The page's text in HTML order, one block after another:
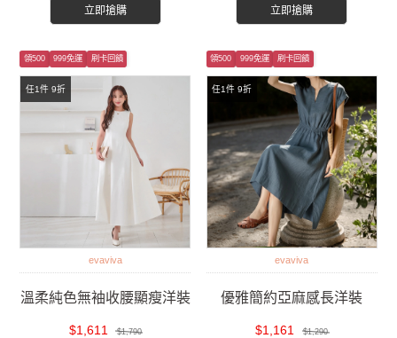
立即搶購 立即搶購
任1件 9折
領500 999免運 刷卡回饋
evaviva
溫柔純色無袖收腰顯瘦洋裝
$1,611 $1,790
任1件 9折
領500 999免運 刷卡回饋
evaviva
優雅簡約亞麻感長洋裝
$1,161 $1,290